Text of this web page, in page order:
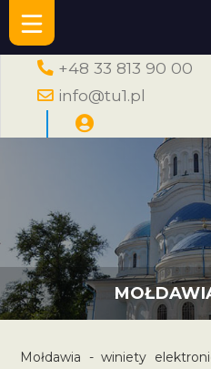
+48 33 813 90 00
info@tu1.pl
Mołdawia - winiety